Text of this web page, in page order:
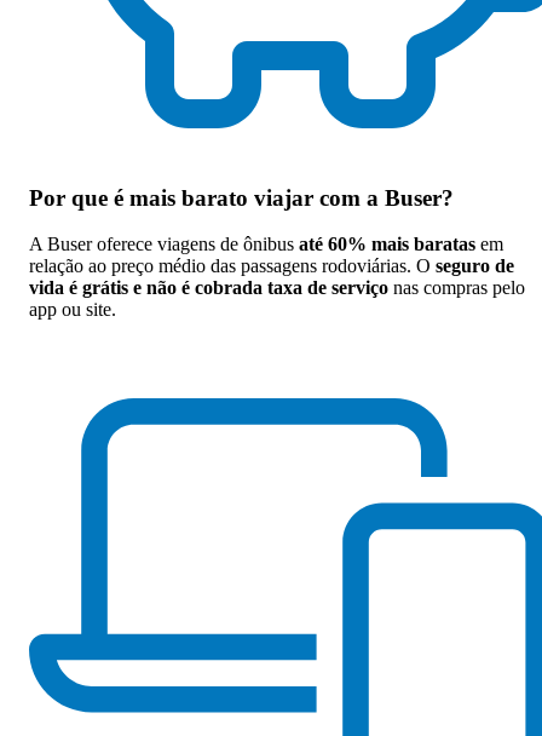
Por que é mais barato viajar com a Buser?
A Buser oferece viagens de ônibus até 60% mais baratas em
relação ao preço médio das passagens rodoviárias. O seguro de
vida é grátis e não é cobrada taxa de serviço nas compras pelo
app ou site.